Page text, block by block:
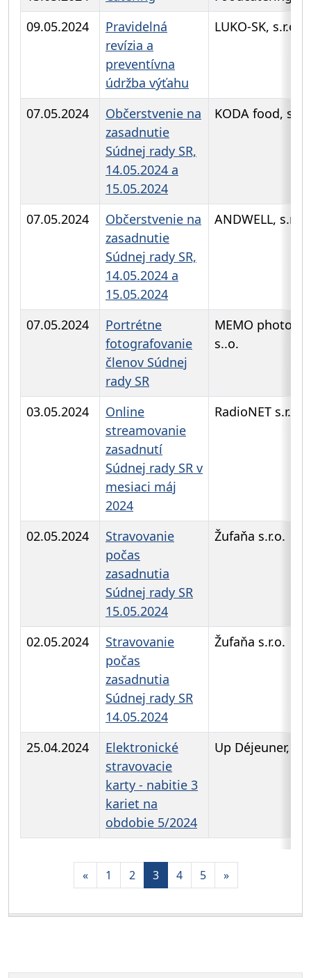
09.05.2024
Pravidelná
revízia a
preventívna
údržba výťahu
LUKO-SK, s.r.o.
07.05.2024
Občerstvenie na
zasadnutie
Súdnej rady SR,
14.05.2024 a
15.05.2024
KODA food, s.r.o
07.05.2024
Občerstvenie na
zasadnutie
Súdnej rady SR,
14.05.2024 a
15.05.2024
ANDWELL, s.r.o
07.05.2024
Portrétne
fotografovanie
členov Súdnej
rady SR
MEMO photo
s..o.
03.05.2024
Online
streamovanie
zasadnutí
Súdnej rady SR v
mesiaci máj
2024
RadioNET s.r.o.
02.05.2024
Stravovanie
počas
zasadnutia
Súdnej rady SR
15.05.2024
Žufaňa s.r.o.
02.05.2024
Stravovanie
počas
zasadnutia
Súdnej rady SR
14.05.2024
Žufaňa s.r.o.
25.04.2024
Elektronické
stravovacie
karty - nabitie 3
kariet na
obdobie 5/2024
Up Déjeuner,
« 1 2 3Aktuálna
stránka
4 5 »